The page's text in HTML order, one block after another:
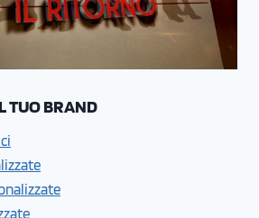
TUO BRAND